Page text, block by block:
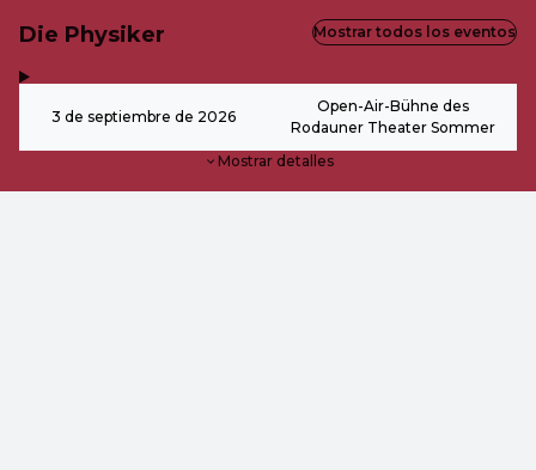
Die Physiker
3 de septiembre de 2026
Open-Air-Bühne des
Rodauner Theater Sommer
Mostrar detalles
Mostrar todos los eventos